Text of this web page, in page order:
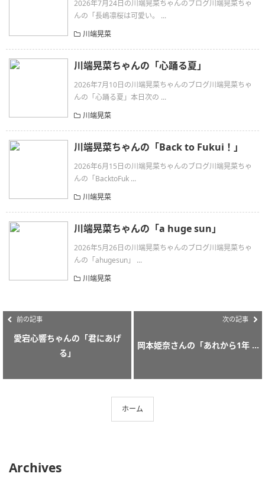
2026年7月24日の川端晃菜ちゃんのブログ川端晃菜ちゃ
んの「長嶋凛桜は可愛い。 ...
川端晃菜
川端晃菜ちゃんの「心踊る夏」
2026年7月10日の川端晃菜ちゃんのブログ川端晃菜ちゃ
んの「心踊る夏」本日次の ...
川端晃菜
川端晃菜ちゃんの「Back to Fukui！」
2026年6月15日の川端晃菜ちゃんのブログ川端晃菜ちゃ
んの「BacktoFuk ...
川端晃菜
川端晃菜ちゃんの「a huge sun」
2026年5月26日の川端晃菜ちゃんのブログ川端晃菜ちゃ
んの「ahugesun」 ...
川端晃菜
前の記事
愛宕心響ちゃんの「君にあげ
る」
次の記事
岡本姫奈さんの「あれから1年 ...
ホーム
Archives